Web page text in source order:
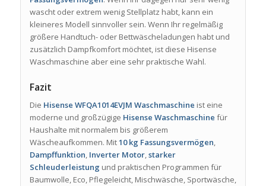
wascht oder extrem wenig Stellplatz habt, kann ein
kleineres Modell sinnvoller sein. Wenn Ihr regelmäßig
größere Handtuch- oder Bettwäscheladungen habt und
zusätzlich Dampfkomfort möchtet, ist diese Hisense
Waschmaschine aber eine sehr praktische Wahl.
Fazit
Die Hisense WFQA1014EVJM Waschmaschine ist eine
moderne und großzügige Hisense Waschmaschine für
Haushalte mit normalem bis größerem
Wäscheaufkommen. Mit10 kg Fassungsvermögen,
Dampffunktion, Inverter Motor,starker
Schleuderleistung und praktischen Programmen für
Baumwolle, Eco, Pflegeleicht, Mischwäsche, Sportwäsche,